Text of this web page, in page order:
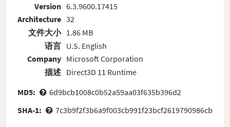
Version
Architecture
文件大小
语言
Company
描述
6.3.9600.17415
32
1.86 MB
U.S. English
Microsoft Corporation
Direct3D 11 Runtime
MD5:
6d9bcb1008c0b52a59aa03f635b396d2
SHA-1:
7c3b9f2f3b6a9f003cb991f23bcf2619790986cb